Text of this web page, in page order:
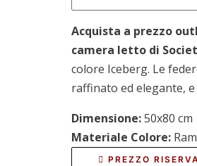
Acquista a prezzo
camera letto di
colore Iceberg. Le
raffinato ed elegante,
Dimensione:50x80 cm
Materiale Colore:
PREZZO